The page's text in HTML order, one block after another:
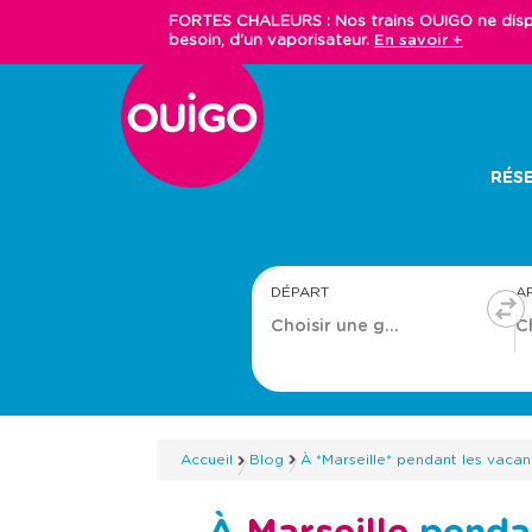
FORTES CHALEURS : Nos trains OUIGO ne
besoin, d'un vaporisateur. En savoir +
DÉPART
Accueil Blog À *Marseille* pendant les